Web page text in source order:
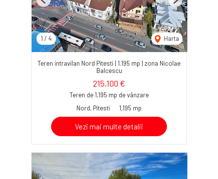
1 / 4 Harta
Previous Next
Teren intravilan Nord Pitesti | 1.195 mp | zona Nicolae
Balcescu
215,100 €
Teren de 1,195 mp de vânzare
Nord, Pitesti
1,195 mp
Vezi mai multe detalii